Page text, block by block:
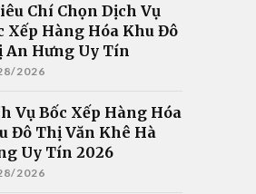
Chí Chọn Dịch Vụ
Xếp Hàng Hóa Khu Đô
An Hưng Uy Tín
2026
Vụ Bốc Xếp Hàng Hóa
Đô Thị Văn Khê Hà
Uy Tín 2026
2026